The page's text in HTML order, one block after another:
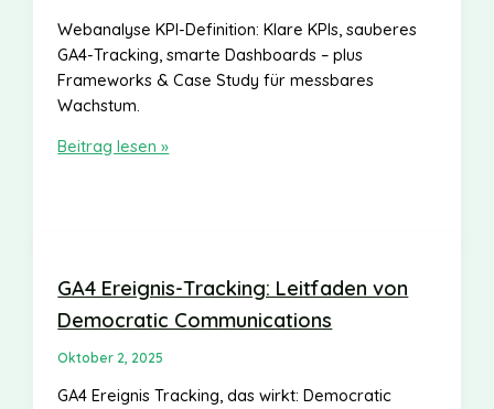
Webanalyse KPI-Definition: Klare KPIs, sauberes
GA4-Tracking, smarte Dashboards – plus
Frameworks & Case Study für messbares
Wachstum.
Webanalyse
Beitrag lesen »
GA4 Ereignis-Tracking: Leitfaden von
Democratic Communications
Oktober 2, 2025
GA4 Ereignis Tracking, das wirkt: Democratic